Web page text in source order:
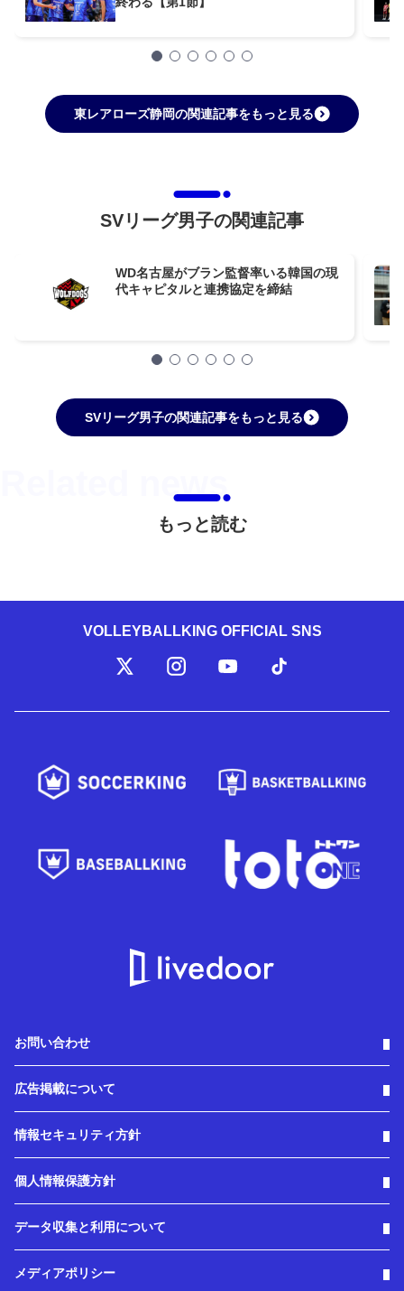
東レアローズ静岡の関連記事をもっと見る
SVリーグ男子の関連記事
WD名古屋がブラン監督率いる韓国の現
代キャピタルと連携協定を締結
SVリーグ男子の関連記事をもっと見る
もっと読む
VOLLEYBALLKING OFFICIAL SNS
お問い合わせ
広告掲載について
情報セキュリティ方針
個人情報保護方針
データ収集と利用について
メディアポリシー